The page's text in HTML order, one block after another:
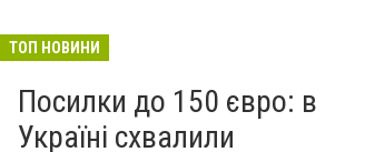
ТОП НОВИНИ
Посилки до 150 євро: в
Україні схвалили